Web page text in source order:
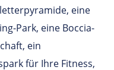
eine
Park, eine Boccia-
ein
für Ihre Fitness,